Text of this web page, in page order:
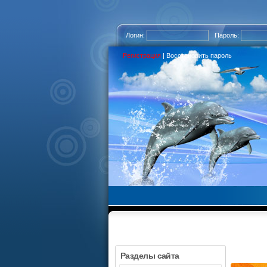
Логин: Пароль:
Регистрация | Восстановить пароль
Разделы сайта